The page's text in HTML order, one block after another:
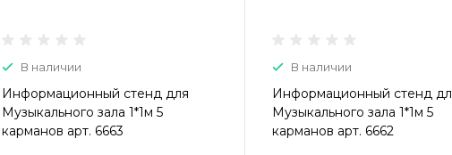
В наличии
Информационный стенд для
Музыкального зала 1*1м 5
карманов арт. 6663
В наличии
Информационный стенд
Музыкального зала 1*1м 5
карманов арт. 6662